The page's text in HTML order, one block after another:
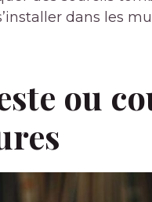
dans les
ou